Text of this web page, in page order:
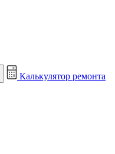
Калькулятор ремонта